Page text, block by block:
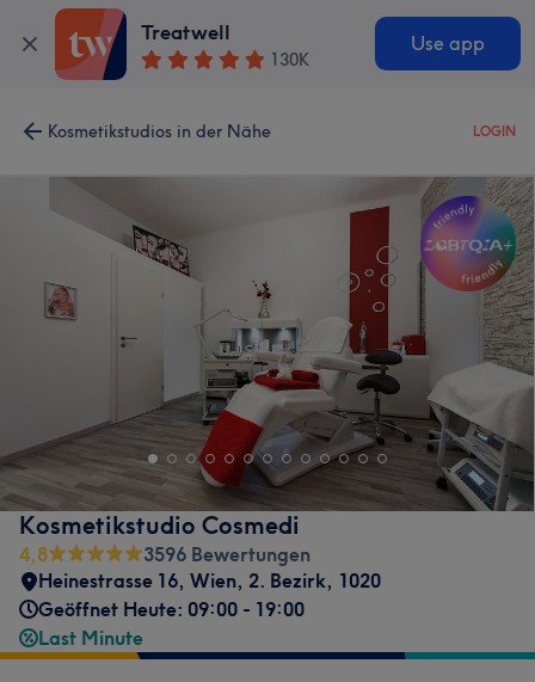
Treatwell
130K
Use app
Kosmetikstudios in der Nähe LOGIN
Kosmetikstudio Cosmedi
4,8
3596 Bewertungen
Heinestrasse 16, Wien, 2. Bezirk, 1020
Geöffnet Heute: 09:00 - 19:00
Last Minute